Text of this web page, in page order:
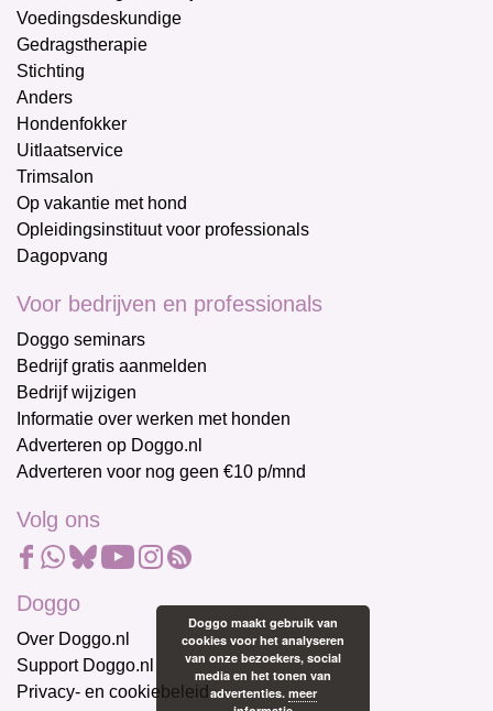
Voedingsdeskundige
Gedragstherapie
Stichting
Anders
Hondenfokker
Uitlaatservice
Trimsalon
Op vakantie met hond
Opleidingsinstituut voor professionals
Dagopvang
Voor bedrijven en professionals
Doggo seminars
Bedrijf gratis aanmelden
Bedrijf wijzigen
Informatie over werken met honden
Adverteren op Doggo.nl
Adverteren voor nog geen €10 p/mnd
Volg ons
Doggo
Over Doggo.nl
Support Doggo.nl
Privacy- en cookiebeleid
Doggo maakt gebruik van
cookies voor het analyseren
van onze bezoekers, social
media en het tonen van
advertenties. meer